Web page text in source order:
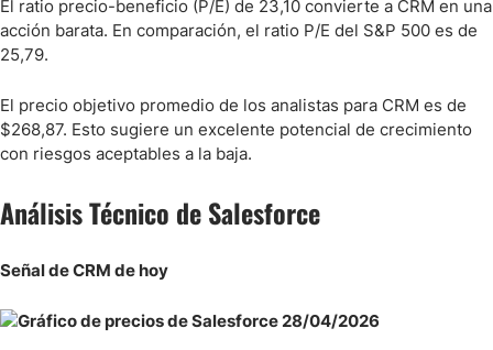
El ratio precio-beneficio (P/E) de 23,10 convierte a CRM en una
acción barata. En comparación, el ratio P/E del S&P 500 es de
25,79.
El precio objetivo promedio de los analistas para CRM es de
$268,87. Esto sugiere un excelente potencial de crecimiento
con riesgos aceptables a la baja.
Análisis Técnico de Salesforce
Señal de CRM de hoy